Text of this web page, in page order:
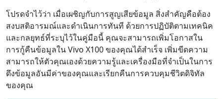
โปรดจำไว้ว่า เมื่อเผชิญกับการสูญเสียข้อมูล สิ่งสำคัญคือต้อง
สงบสติอารมณ์และดำเนินการทันที ด้วยการปฏิบัติตามเทคนิค
และกลยุทธ์ที่ระบุไว้ในคู่มือนี้ คุณจะสามารถเพิ่มโอกาสใน
การกู้คืนข้อมูลใน Vivo X100 ของคุณได้สำเร็จ เพิ่มขีดความ
สามารถให้ตัวคุณเองด้วยความรู้และเครื่องมือที่จำเป็นในการ
ดึงข้อมูลอันมีค่าของคุณและเรียกคืนการควบคุมชีวิตดิจิทัล
ของคุณ